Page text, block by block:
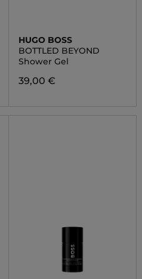
HUGO BOSS
BOTTLED BEYOND
Shower Gel
39,00 €